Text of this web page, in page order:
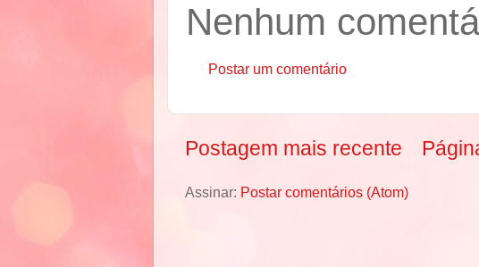
Nenhum
Postar um comentário
Postagem mais recente
Assinar: Postar comentários (Atom)